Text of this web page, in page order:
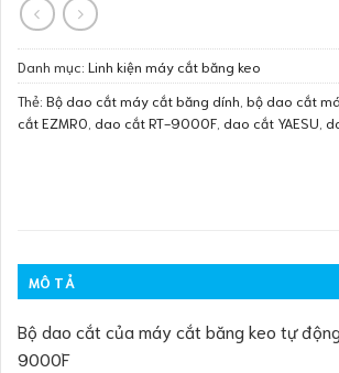
Danh mục: Linh kiện máy cắt băng keo
Thẻ: Bộ dao cắt máy cắt băng dính bộ dao cắt
cắt EZMRO dao cắt RT-9000F dao cắt YAESU
MÔ TẢ
Bộ dao cắt của máy cắt băng keo tự
9000F